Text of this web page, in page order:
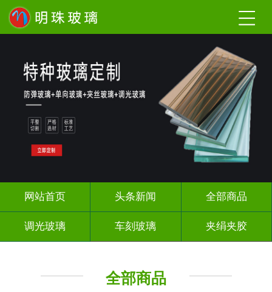
网站首页 头条新闻 全部商品
调光玻璃 车刻玻璃 夹绢夹胶
智能镜子
全部商品